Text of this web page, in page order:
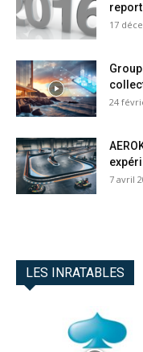
17
24
7 avril
LES INRATABLES